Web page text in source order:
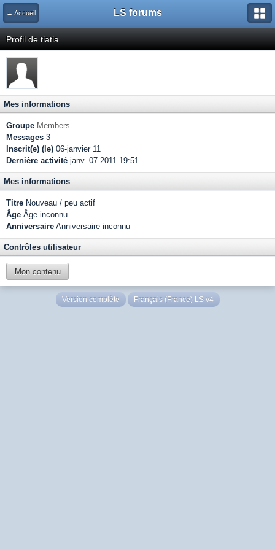
← Accueil LS forums
Profil de tiatia
Mes informations
Groupe Members
Messages 3
Inscrit(e) (le) 06-janvier 11
Dernière activité janv. 07 2011 19:51
Mes informations
Titre Nouveau / peu actif
Âge Âge inconnu
Anniversaire Anniversaire inconnu
Contrôles utilisateur
Mon contenu
Version complète Français (France) LS v4